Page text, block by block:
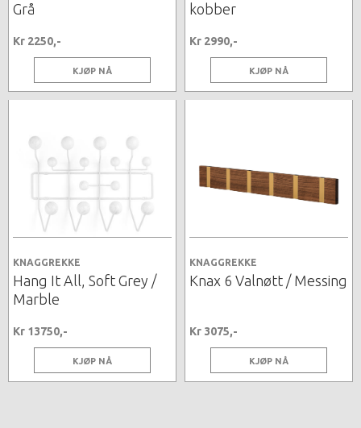
Grå
Kr 2250,-
KJØP NÅ
kobber
Kr 2990,-
KJØP NÅ
KNAGGREKKE
Hang It All, Soft Grey /
Marble
Kr 13750,-
KJØP NÅ
KNAGGREKKE
Knax 6 Valnøtt / Messing
Kr 3075,-
KJØP NÅ